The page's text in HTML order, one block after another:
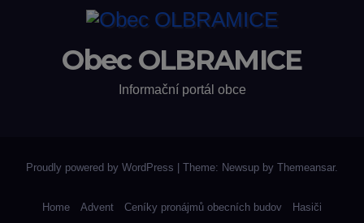
Obec OLBRAMICE
Informační portál obce
Proudly powered by WordPress Theme: Newsup by Themeansar.
Home Advent Ceníky pronájmů obecních budov Hasiči